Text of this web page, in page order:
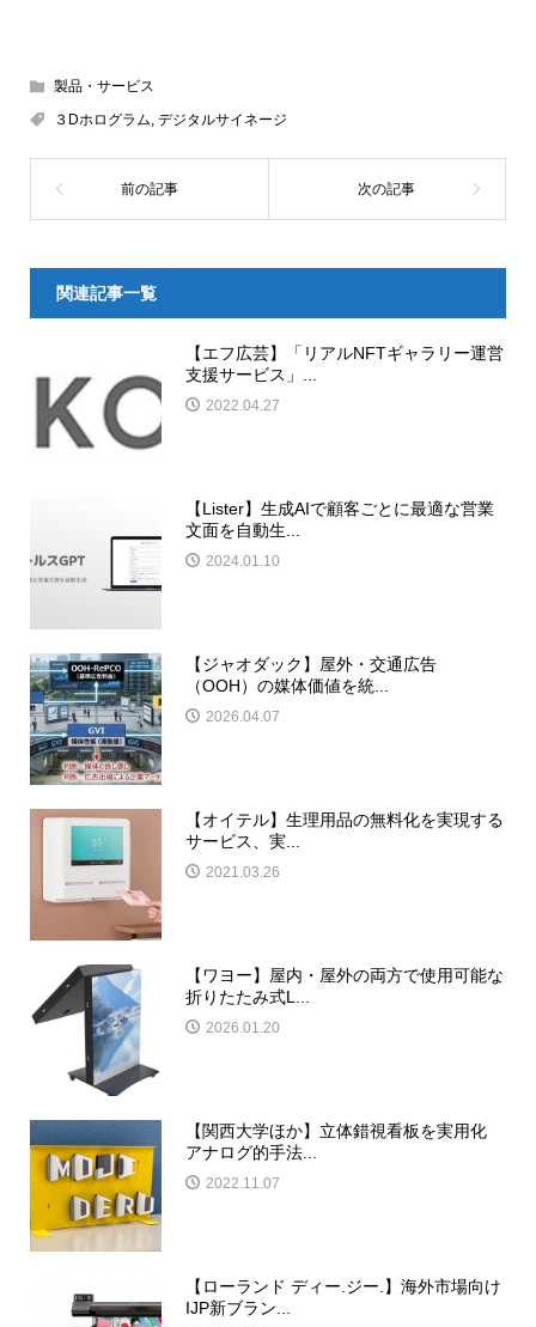
製品・サービス
３Dホログラム デジタルサイネージ
関連記事一覧
【エフ広芸】「リアルNFTギャラリー運営
支援サービス」...
2022.04.27
【Lister】生成AIで顧客ごとに最適な営業
文面を自動生...
2024.01.10
【ジャオダック】屋外・交通広告
（OOH）の媒体価値を統...
2026.04.07
【オイテル】生理用品の無料化を実現する
サービス、実...
2021.03.26
【ワヨー】屋内・屋外の両方で使用可能な
折りたたみ式L...
2026.01.20
【関西大学ほか】立体錯視看板を実用化
アナログ的手法...
2022.11.07
【ローランド ディー.ジー.】海外市場向け
IJP新ブラン...